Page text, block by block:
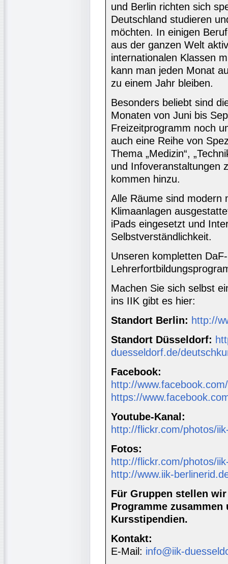
und Berlin richten sich
Deutschland studieren
möchten. In einigen
aus der ganzen Welt
internationalen Klassen
kann man jeden Monat
zu einem Jahr bleiben.
Besonders beliebt sind
Monaten von Juni bis
Freizeitprogramm noch
auch eine Reihe von
Thema „Medizin“,
und Infoveranstaltungen
kommen hinzu.
Alle Räume sind modern
Klimaanlagen
iPads eingesetzt und
Selbstverständlichkeit.
Unseren kompletten
Machen Sie sich selbst
ins IIK gibt es hier:
Standort Berlin: http://
Standort Düsseldorf:
duesseldorf.de/
Facebook:
http://
https://
Youtube-Kanal:
http://flickr.com/photos/
Fotos:
http://flickr.com/photos/
http://www.iik-
Für Gruppen stellen
Programme
Kursstipendien.
Kontakt:
E-Mail: info@iik-